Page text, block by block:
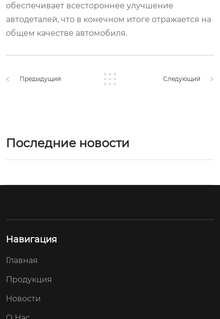
обеспечивает всестороннее улучшение
автодеталей, что в конечном итоге отражается на
общем качестве автомобиля.
Предыдущий Следующий
Последние новости
Навигация
Главная
Продукция
Новости